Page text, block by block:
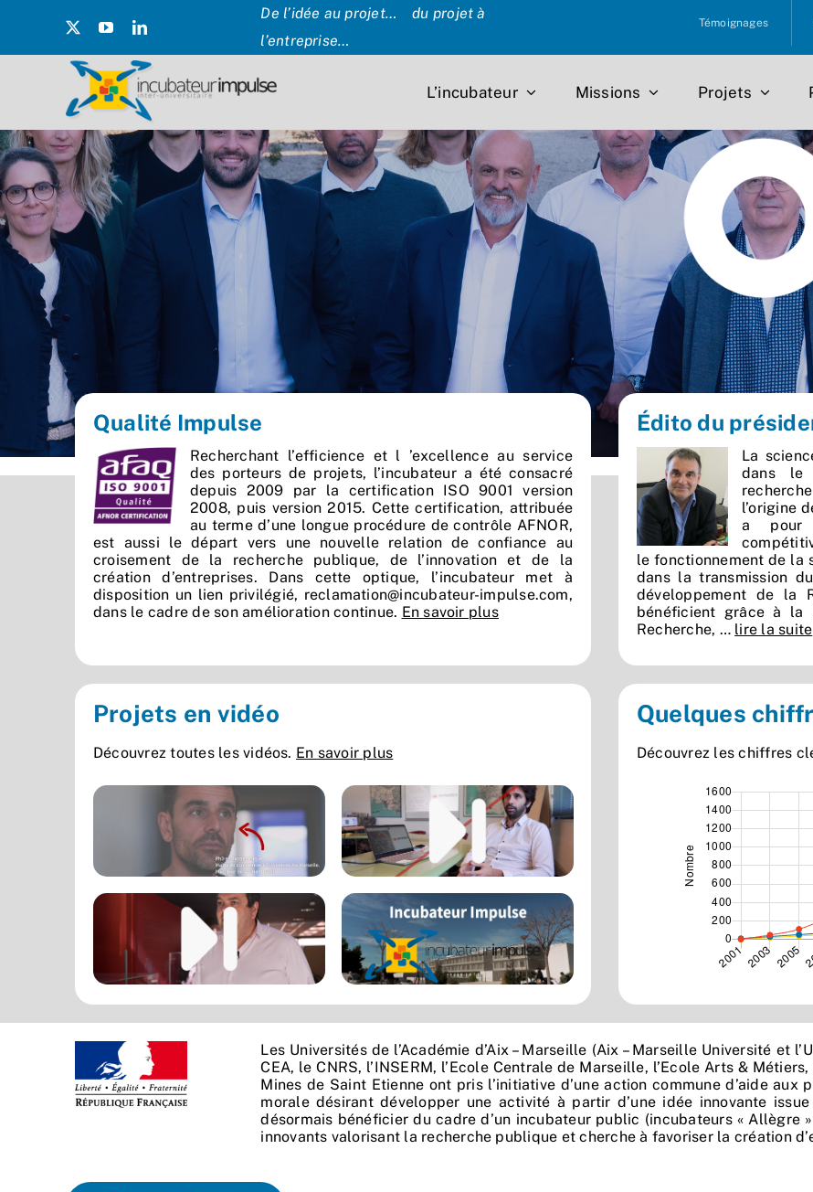
De l’idée au projet… du projet à
l’entreprise…
Témoignages
L’incubateur Missions Projets
Qualité Impulse
Recherchant l’efficience et l ’excellence au service
des porteurs de projets, l’incubateur a été consacré
depuis 2009 par la certification ISO 9001 version
2008, puis version 2015. Cette certification, attribuée
au terme d’une longue procédure de contrôle AFNOR,
est aussi le départ vers une nouvelle relation de confiance au
croisement de la recherche publique, de l’innovation et de la
création d’entreprises. Dans cette optique, l’incubateur met à
disposition un lien privilégié, reclamation@incubateur-impulse.com,
dans le cadre de son amélioration continue. En savoir plus
Édito du
La
dans le
l’origine
a pour
le fonctionnement de la
dans la transmission
développement de la
bénéficient grâce à la
Recherche, … lire la suite
Projets en vidéo
Découvrez toutes les vidéos. En savoir plus
Quelques
Découvrez les chiffres
Les Universités de l’Académie d’Aix – Marseille (Aix – Marseille Université et
CEA, le CNRS, l’INSERM, l’Ecole Centrale de Marseille, l’Ecole Arts &
Mines de Saint Etienne ont pris l’initiative d’une action commune d’aide
morale désirant développer une activité à partir d’une idée innovante
désormais bénéficier du cadre d’un incubateur public (incubateurs « Allègre
innovants valorisant la recherche publique et cherche à favoriser la création